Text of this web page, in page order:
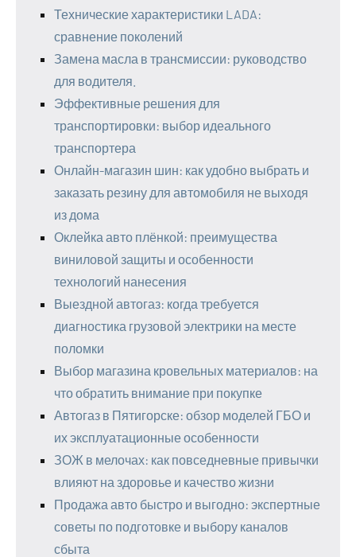
Технические характеристики LADA:
сравнение поколений
Замена масла в трансмиссии: руководство
для водителя.
Эффективные решения для
транспортировки: выбор идеального
транспортера
Онлайн-магазин шин: как удобно выбрать и
заказать резину для автомобиля не выходя
из дома
Оклейка авто плёнкой: преимущества
виниловой защиты и особенности
технологий нанесения
Выездной автогаз: когда требуется
диагностика грузовой электрики на месте
поломки
Выбор магазина кровельных материалов: на
что обратить внимание при покупке
Автогаз в Пятигорске: обзор моделей ГБО и
их эксплуатационные особенности
ЗОЖ в мелочах: как повседневные привычки
влияют на здоровье и качество жизни
Продажа авто быстро и выгодно: экспертные
советы по подготовке и выбору каналов
сбыта